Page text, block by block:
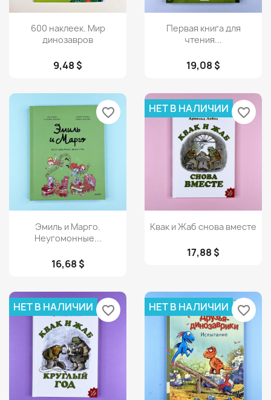
Просмотр
600 наклеек. Мир
динозавров
9,48 $
Просмотр
Первая книга для
чтения...
19,08 $
Просмотр
Эмиль и Марго.
Неугомонные...
16,68 $
favorite_border
Просмотр
Квак и Жаб снова вместе
17,88 $
НЕТ В НАЛИЧИИ favorite_border
НЕТ В НАЛИЧИИ favorite_border НЕТ В НАЛИЧИИ favorite_border